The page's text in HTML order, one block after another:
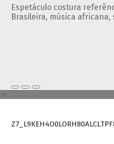
Espetáculo costura
Brasileira, música africana,